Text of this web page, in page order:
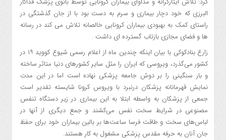
البرزی که خود دچار بیماری و سرم به دست بود با از جان گذشتگی در
راستای کمک به بهبودی بیماران کرونایی خالصانه تلاش می کند در رسانه
ها و فضای مجازی بازتاب گسترده ای داشت .
زارع بنادکوکی با بیان اینکه چندین ماه از اعلام رسمی شیوع کووید ۱۹ در
کشور می‌گذرد، ویروسی که ایران را مثل سایر کشورهای دنیا متاثر ساخته
و بار سنگینی را بر دوش جامعه پزشکی نهاده‌ است اما در این مدت
نمایش قهرمانانه پزشکان درنبرد با ویروس کرونا شایسته تقدیر است
جمعی از پزشکان به واسطه ابتلا به این بیماری در زیر دستگاه تنفس
مصنوعی در شرایط سخت نفس می‌کشند و جمع دیگری از آنها در
لباس‌های سخت و طاقت فرسا ساعت‌ها بر بالین بیماران خود برای حفظ
جان آنان به حرفه مقدس پزشکی مشغول به کار هستند.